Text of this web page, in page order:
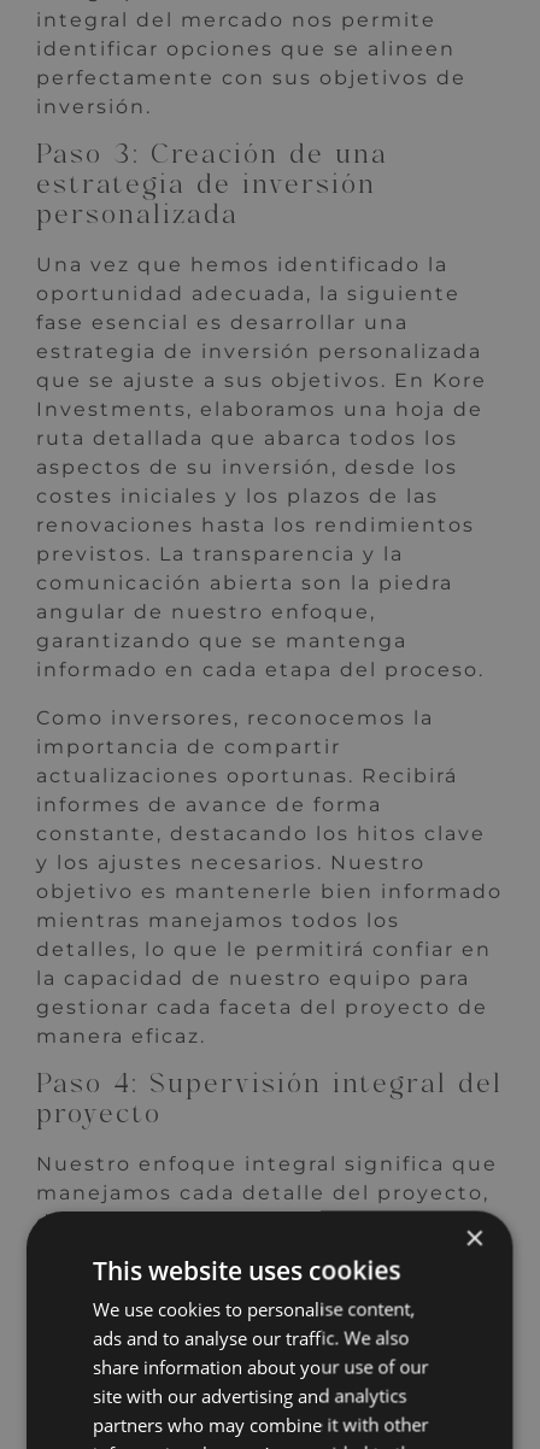
integral del mercado nos permite
identificar opciones que se alineen
perfectamente con sus objetivos de
inversión.
Paso 3: Creación de una
estrategia de inversión
personalizada
Una vez que hemos identificado la
oportunidad adecuada, la siguiente
fase esencial es desarrollar una
estrategia de inversión personalizada
que se ajuste a sus objetivos. En Kore
Investments, elaboramos una hoja de
ruta detallada que abarca todos los
aspectos de su inversión, desde los
costes iniciales y los plazos de las
renovaciones hasta los rendimientos
previstos. La transparencia y la
comunicación abierta son la piedra
angular de nuestro enfoque,
garantizando que se mantenga
informado en cada etapa del proceso.
Como inversores, reconocemos la
importancia de compartir
actualizaciones oportunas. Recibirá
informes de avance de forma
constante, destacando los hitos clave
y los ajustes necesarios. Nuestro
objetivo es mantenerle bien informado
mientras manejamos todos los
detalles, lo que le permitirá confiar en
la capacidad de nuestro equipo para
gestionar cada faceta del proyecto de
manera eficaz.
Paso 4: Supervisión integral del
proyecto
Nuestro enfoque integral significa que
manejamos cada detalle del proyecto,
desde la adquisición de la propiedad
todo el proceso con precisión y
experiencia.
Comenzamos estableciendo conceptos
claros del proyecto basados ​​en sus
objetivos de inversión, asegurándonos
de que cada paso se alinee con la
×
This website uses cookies
We use cookies to personalise content,
ads and to analyse our traffic. We also
share information about your use of our
site with our advertising and analytics
partners who may combine it with other